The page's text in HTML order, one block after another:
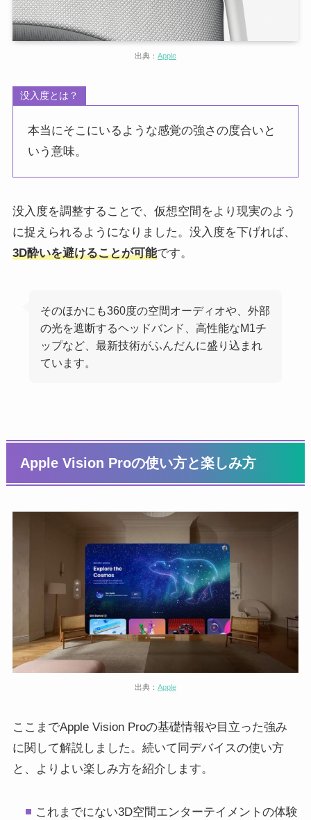
出典： Apple
没入度とは？
本当にそこにいるような感覚の強さの度合いと
いう意味。
没入度を調整することで、仮想空間をより現実のよう
に捉えられるようになりました。没入度を下げれば、
3D酔いを避けることが可能です。
そのほかにも360度の空間オーディオや、外部
の光を遮断するヘッドバンド、高性能なM1チ
ップなど、最新技術がふんだんに盛り込まれ
ています。
Apple Vision Proの使い方と楽しみ方
出典： Apple
ここまでApple Vision Proの基礎情報や目立った強み
に関して解説しました。続いて同デバイスの使い方
と、よりよい楽しみ方を紹介します。
これまでにない3D空間エンターテイメントの体験